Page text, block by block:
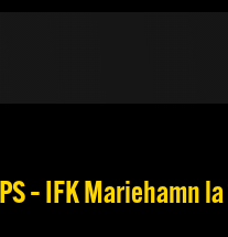
– IFK Mariehamn